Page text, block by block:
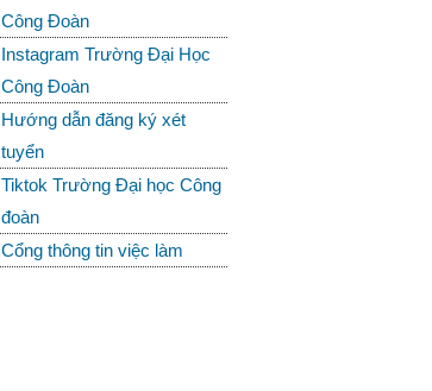
Công Đoàn
Instagram Trường Đại Học
Công Đoàn
Hướng dẫn đăng ký xét
tuyển
Tiktok Trường Đại học Công
đoàn
Cổng thông tin việc làm